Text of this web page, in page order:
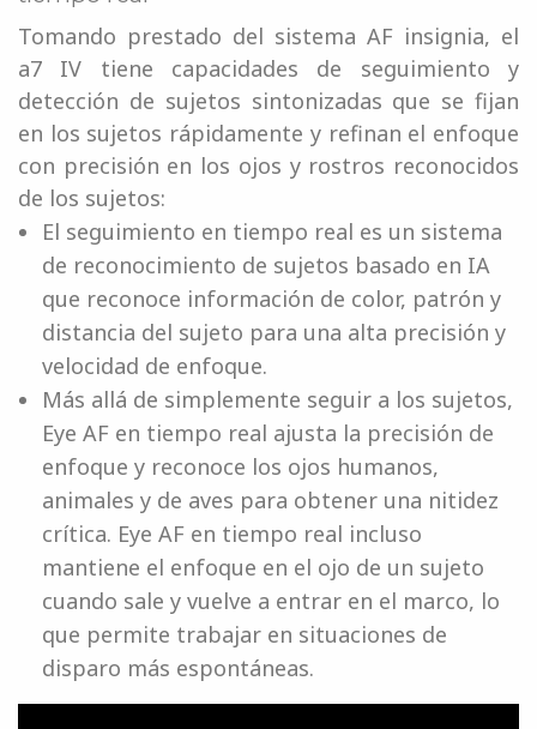
Tomando prestado del sistema AF insignia, el
a7 IV tiene capacidades de seguimiento y
detección de sujetos sintonizadas que se fijan
en los sujetos rápidamente y refinan el enfoque
con precisión en los ojos y rostros reconocidos
de los sujetos:
El seguimiento en tiempo real es un sistema
de reconocimiento de sujetos basado en IA
que reconoce información de color, patrón y
distancia del sujeto para una alta precisión y
velocidad de enfoque.
Más allá de simplemente seguir a los sujetos,
Eye AF en tiempo real ajusta la precisión de
enfoque y reconoce los ojos humanos,
animales y de aves para obtener una nitidez
crítica. Eye AF en tiempo real incluso
mantiene el enfoque en el ojo de un sujeto
cuando sale y vuelve a entrar en el marco, lo
que permite trabajar en situaciones de
disparo más espontáneas.